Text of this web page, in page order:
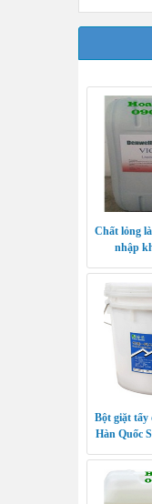
Chất lỏng
nhập
Bột giặt tẩy
Hàn Quốc